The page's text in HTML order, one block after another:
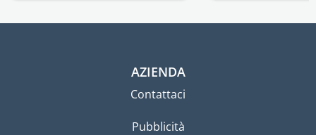
AZIENDA
Contattaci
Pubblicità